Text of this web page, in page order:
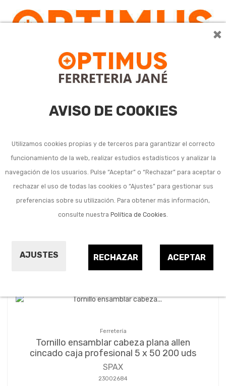
×
AVISO DE COOKIES
Utilizamos cookies propias y de terceros para garantizar el correcto
funcionamiento de la web, realizar estudios estadísticos y analizar la
navegación de los usuarios. Pulse “Aceptar” o “Rechazar” para aceptar o
rechazar el uso de todas las cookies o “Ajustes” para gestionar sus
preferencias sobre su utilización. Para obtener más información,
consulte nuestra Política de Cookies.
AJUSTES ACEPTAR
RECHAZAR
Tornillo rosca madera o
tirafondo
Ordenar por: 24
Ferretería
Tornillo ensamblar cabeza plana allen
cincado caja profesional 5 x 50 200 uds
SPAX
23002684